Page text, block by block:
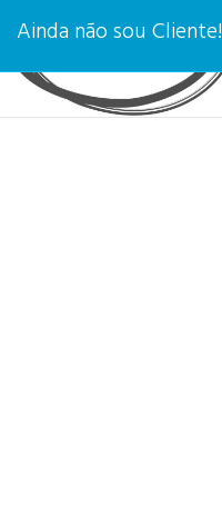
Ainda não sou Cliente!